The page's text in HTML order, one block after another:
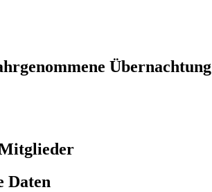
Übernachtung
Daten